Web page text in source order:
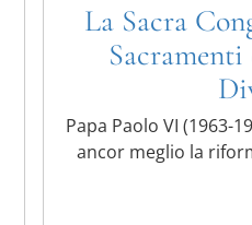
La Sacra
Papa Paolo VI (1963-
ancor meglio la